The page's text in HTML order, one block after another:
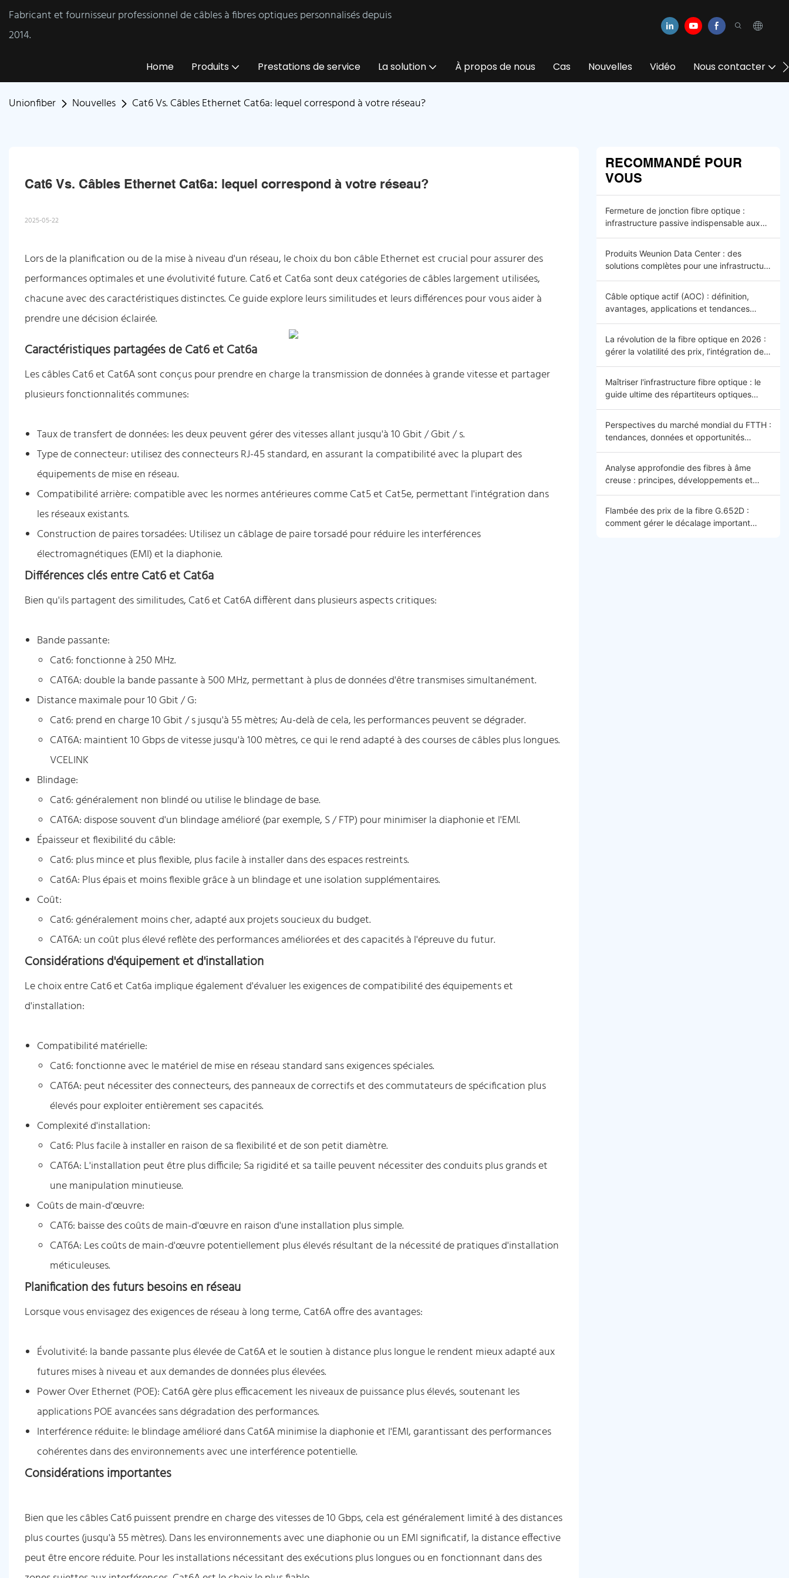
Fabricant et fournisseur professionnel de câbles à fibres optiques personnalisés depuis
2014.
Home Produits Prestations de service La solution À propos de nous Cas Nouvelles Vidéo Nous contacter
Unionfiber Nouvelles Cat6 Vs. Câbles Ethernet Cat6a: lequel correspond à votre réseau?
Cat6 Vs. Câbles Ethernet Cat6a: lequel correspond à votre réseau?
2025-05-22
Lors de la planification ou de la mise à niveau d'un réseau, le choix du bon câble Ethernet est crucial pour assurer des
performances optimales et une évolutivité future. Cat6 et Cat6a sont deux catégories de câbles largement utilisées,
chacune avec des caractéristiques distinctes. Ce guide explore leurs similitudes et leurs différences pour vous aider à
prendre une décision éclairée.
Caractéristiques partagées de Cat6 et Cat6a
Les câbles Cat6 et Cat6A sont conçus pour prendre en charge la transmission de données à grande vitesse et partager
plusieurs fonctionnalités communes:
Taux de transfert de données: les deux peuvent gérer des vitesses allant jusqu'à 10 Gbit / Gbit / s.
Type de connecteur: utilisez des connecteurs RJ-45 standard, en assurant la compatibilité avec la plupart des
équipements de mise en réseau.
Compatibilité arrière: compatible avec les normes antérieures comme Cat5 et Cat5e, permettant l'intégration dans
les réseaux existants.
Construction de paires torsadées: Utilisez un câblage de paire torsadé pour réduire les interférences
électromagnétiques (EMI) et la diaphonie.
Différences clés entre Cat6 et Cat6a
Bien qu'ils partagent des similitudes, Cat6 et Cat6A diffèrent dans plusieurs aspects critiques:
Bande passante:
Cat6: fonctionne à 250 MHz.
CAT6A: double la bande passante à 500 MHz, permettant à plus de données d'être transmises simultanément.
Distance maximale pour 10 Gbit / G:
Cat6: prend en charge 10 Gbit / s jusqu'à 55 mètres; Au-delà de cela, les performances peuvent se dégrader.
CAT6A: maintient 10 Gbps de vitesse jusqu'à 100 mètres, ce qui le rend adapté à des courses de câbles plus longues.
VCELINK
Blindage:
Cat6: généralement non blindé ou utilise le blindage de base.
CAT6A: dispose souvent d'un blindage amélioré (par exemple, S / FTP) pour minimiser la diaphonie et l'EMI.
Épaisseur et flexibilité du câble:
Cat6: plus mince et plus flexible, plus facile à installer dans des espaces restreints.
Cat6A: Plus épais et moins flexible grâce à un blindage et une isolation supplémentaires.
Coût:
Cat6: généralement moins cher, adapté aux projets soucieux du budget.
CAT6A: un coût plus élevé reflète des performances améliorées et des capacités à l'épreuve du futur.
Considérations d'équipement et d'installation
Le choix entre Cat6 et Cat6a implique également d'évaluer les exigences de compatibilité des équipements et
d'installation:
Compatibilité matérielle:
Cat6: fonctionne avec le matériel de mise en réseau standard sans exigences spéciales.
CAT6A: peut nécessiter des connecteurs, des panneaux de correctifs et des commutateurs de spécification plus
élevés pour exploiter entièrement ses capacités.
Complexité d'installation:
Cat6: Plus facile à installer en raison de sa flexibilité et de son petit diamètre.
CAT6A: L'installation peut être plus difficile; Sa rigidité et sa taille peuvent nécessiter des conduits plus grands et
une manipulation minutieuse.
Coûts de main-d'œuvre:
CAT6: baisse des coûts de main-d'œuvre en raison d'une installation plus simple.
CAT6A: Les coûts de main-d'œuvre potentiellement plus élevés résultant de la nécessité de pratiques d'installation
méticuleuses.
Planification des futurs besoins en réseau
Lorsque vous envisagez des exigences de réseau à long terme, Cat6A offre des avantages:
Évolutivité: la bande passante plus élevée de Cat6A et le soutien à distance plus longue le rendent mieux adapté aux
futures mises à niveau et aux demandes de données plus élevées.
Power Over Ethernet (POE): Cat6A gère plus efficacement les niveaux de puissance plus élevés, soutenant les
applications POE avancées sans dégradation des performances.
Interférence réduite: le blindage amélioré dans Cat6A minimise la diaphonie et l'EMI, garantissant des performances
cohérentes dans des environnements avec une interférence potentielle.
Considérations importantes
Bien que les câbles Cat6 puissent prendre en charge des vitesses de 10 Gbps, cela est généralement limité à des distances
plus courtes (jusqu'à 55 mètres). Dans les environnements avec une diaphonie ou un EMI significatif, la distance effective
peut être encore réduite. Pour les installations nécessitant des exécutions plus longues ou en fonctionnant dans des
RECOMMANDÉ POUR
VOUS
Fermeture de jonction fibre optique :
infrastructure passive indispensable aux
Produits Weunion Data Center : des
solutions complètes pour une infrastructure
Câble optique actif (AOC) : définition,
avantages, applications et tendances
La révolution de la fibre optique en 2026 :
gérer la volatilité des prix, l’intégration de
Maîtriser l'infrastructure fibre optique : le
guide ultime des répartiteurs optiques
Perspectives du marché mondial du FTTH :
tendances, données et opportunités
Analyse approfondie des fibres à âme
creuse : principes, développements et
Flambée des prix de la fibre G.652D :
comment gérer le décalage important